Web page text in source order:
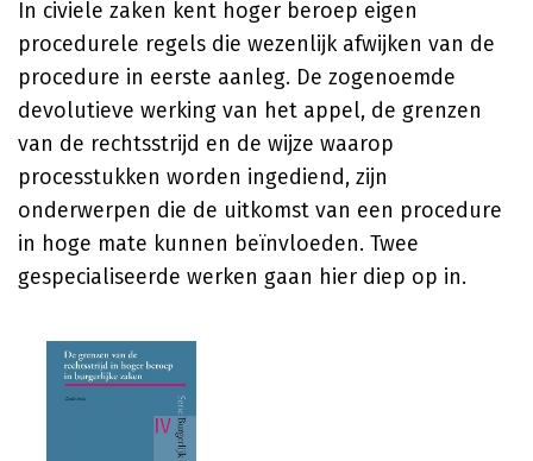
In civiele zaken kent hoger beroep eigen
procedurele regels die wezenlijk afwijken van de
procedure in eerste aanleg. De zogenoemde
devolutieve werking van het appel, de grenzen
van de rechtsstrijd en de wijze waarop
processtukken worden ingediend, zijn
onderwerpen die de uitkomst van een procedure
in hoge mate kunnen beïnvloeden. Twee
gespecialiseerde werken gaan hier diep op in.